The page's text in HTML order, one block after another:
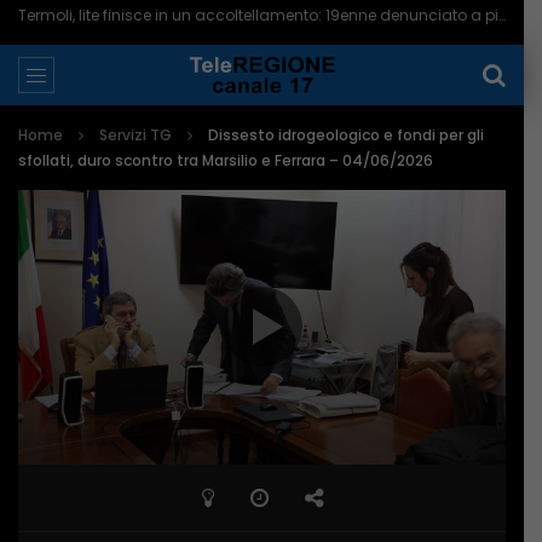
Termoli, lite finisce in un accoltellamento: 19enne denunciato a piede libero – 06/08/2026
Home Servizi TG
Dissesto idrogeologico e fondi per gli
sfollati, duro scontro tra Marsilio e Ferrara – 04/06/2026